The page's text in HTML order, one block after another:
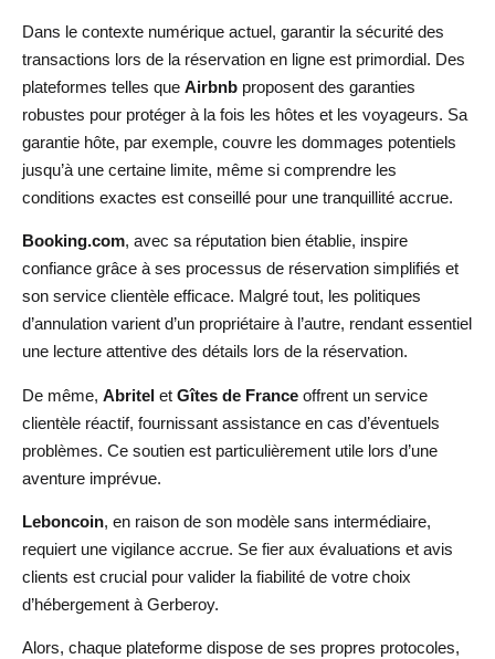
Dans le contexte numérique actuel, garantir la sécurité des
transactions lors de la réservation en ligne est primordial. Des
plateformes telles que Airbnb proposent des garanties
robustes pour protéger à la fois les hôtes et les voyageurs. Sa
garantie hôte, par exemple, couvre les dommages potentiels
jusqu’à une certaine limite, même si comprendre les
conditions exactes est conseillé pour une tranquillité accrue.
Booking.com, avec sa réputation bien établie, inspire
confiance grâce à ses processus de réservation simplifiés et
son service clientèle efficace. Malgré tout, les politiques
d’annulation varient d’un propriétaire à l’autre, rendant essentiel
une lecture attentive des détails lors de la réservation.
De même, Abritel et Gîtes de France offrent un service
clientèle réactif, fournissant assistance en cas d’éventuels
problèmes. Ce soutien est particulièrement utile lors d’une
aventure imprévue.
Leboncoin, en raison de son modèle sans intermédiaire,
requiert une vigilance accrue. Se fier aux évaluations et avis
clients est crucial pour valider la fiabilité de votre choix
d’hébergement à Gerberoy.
Alors, chaque plateforme dispose de ses propres protocoles,